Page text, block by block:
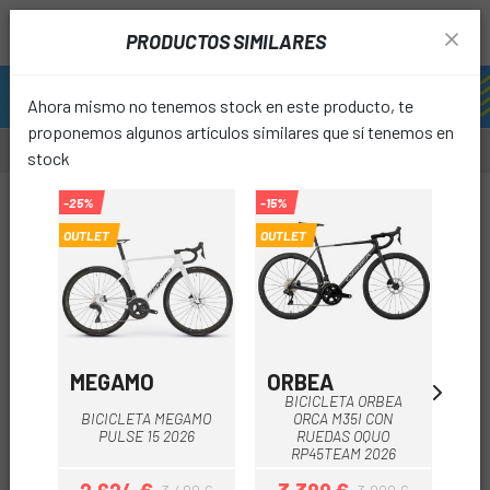
OUTLET
PRODUCTOS SIMILARES
Ahora mismo no tenemos stock en este producto, te
proponemos algunos artículos similares que sí tenemos en
stock
-25%
OUTLET
MEGAMO
BICICLETA MEGAMO
PULSE 15 2026
-15%
OUTLET
ORBEA
BICICLETA ORBEA
ORCA M35I CON
RUEDAS OQUO
RP45TEAM 2026